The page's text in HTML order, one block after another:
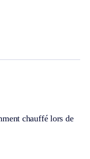
chauffé lors de